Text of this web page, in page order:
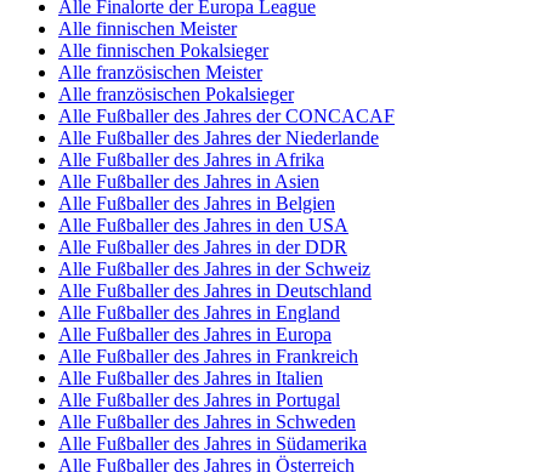
Alle Finalorte der Europa League
Alle finnischen Meister
Alle finnischen Pokalsieger
Alle französischen Meister
Alle französischen Pokalsieger
Alle Fußballer des Jahres der CONCACAF
Alle Fußballer des Jahres der Niederlande
Alle Fußballer des Jahres in Afrika
Alle Fußballer des Jahres in Asien
Alle Fußballer des Jahres in Belgien
Alle Fußballer des Jahres in den USA
Alle Fußballer des Jahres in der DDR
Alle Fußballer des Jahres in der Schweiz
Alle Fußballer des Jahres in Deutschland
Alle Fußballer des Jahres in England
Alle Fußballer des Jahres in Europa
Alle Fußballer des Jahres in Frankreich
Alle Fußballer des Jahres in Italien
Alle Fußballer des Jahres in Portugal
Alle Fußballer des Jahres in Schweden
Alle Fußballer des Jahres in Südamerika
Alle Fußballer des Jahres in Österreich